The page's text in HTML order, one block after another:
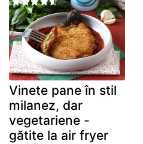
Vinete pane în stil
milanez, dar
vegetariene -
gătite la air fryer